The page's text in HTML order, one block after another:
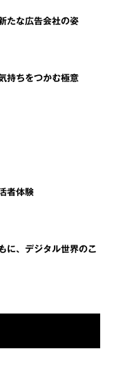
たな広告会社の姿
持ちをつかむ極意
者体験
に、デジタル世界のこ